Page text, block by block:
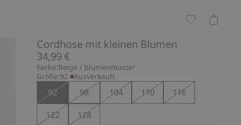
Cordhose mit kleinen Blumen
34,99 €
Farbe:Beige / blumenmuster
Größe:92 Ausverkauft
92 98 104 110
116
122
128